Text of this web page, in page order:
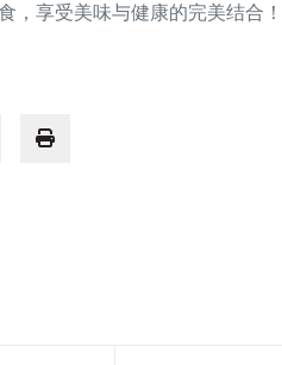
，享受美味与健康的完美结合！